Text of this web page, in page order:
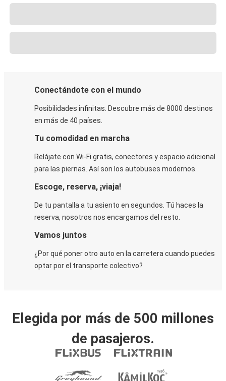
Conectándote con el mundo
Posibilidades infinitas. Descubre más de 8000 destinos
en más de 40 países.
Tu comodidad en marcha
Relájate con Wi-Fi gratis, conectores y espacio adicional
para las piernas. Así son los autobuses modernos.
Escoge, reserva, ¡viaja!
De tu pantalla a tu asiento en segundos. Tú haces la
reserva, nosotros nos encargamos del resto.
Vamos juntos
¿Por qué poner otro auto en la carretera cuando puedes
optar por el transporte colectivo?
Elegida por más de 500 millones
de pasajeros.